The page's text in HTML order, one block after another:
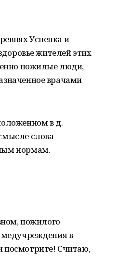
Успенка и
жителей этих
пожилые люди,
врачами
в д.
слова
нормам.
пожилого
медучреждения в
посмотрите! Считаю,